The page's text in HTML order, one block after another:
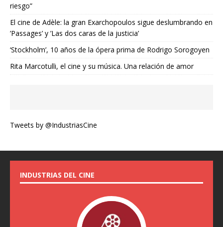
riesgo”
El cine de Adèle: la gran Exarchopoulos sigue deslumbrando en
’Passages’ y ’Las dos caras de la justicia’
‘Stockholm’, 10 años de la ópera prima de Rodrigo Sorogoyen
Rita Marcotulli, el cine y su música. Una relación de amor
Tweets by @IndustriasCine
INDUSTRIAS DEL CINE